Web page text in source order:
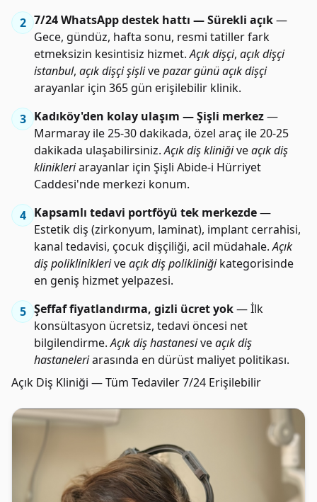
2 7/24 WhatsApp destek hattı — Sürekli açık—
Gece, gündüz, hafta sonu, resmi tatiller fark
etmeksizin kesintisiz hizmet.Açık dişçi, açık dişçi
istanbul, açık dişçi şişlivepazar günü açık dişçi
arayanlar için 365 gün erişilebilir klinik.
3 Kadıköy'den kolay ulaşım — Şişli merkez—
Marmaray ile 25-30 dakikada, özel araç ile 20-25
dakikada ulaşabilirsiniz.Açık diş kliniğiveaçık diş
klinikleriarayanlar için Şişli Abide-i Hürriyet
Caddesi'nde merkezi konum.
4 Kapsamlı tedavi portföyü tek merkezde—
Estetik diş (zirkonyum, laminat), implant cerrahisi,
kanal tedavisi, çocuk dişçiliği, acil müdahale.Açık
diş poliklinikleriveaçık diş polikliniğikategorisinde
en geniş hizmet yelpazesi.
5 Şeffaf fiyatlandırma, gizli ücret yok— İlk
konsültasyon ücretsiz, tedavi öncesi net
bilgilendirme.Açık diş hastanesiveaçık diş
hastaneleriarasında en dürüst maliyet politikası.
Açık Diş Kliniği — Tüm Tedaviler 7/24 Erişilebilir